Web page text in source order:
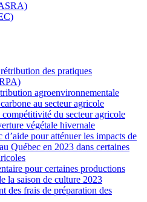
des pratiques
agroenvironnementale
au secteur agricole
du secteur agricole
végétale hivernale
pour atténuer les impacts de
Québec en 2023 dans certaines
pour certaines productions
la saison de culture 2023
des frais de préparation des